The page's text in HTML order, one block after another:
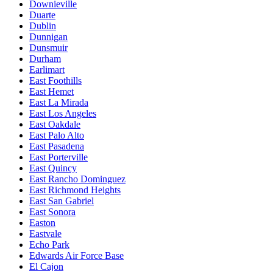
Downieville
Duarte
Dublin
Dunnigan
Dunsmuir
Durham
Earlimart
East Foothills
East Hemet
East La Mirada
East Los Angeles
East Oakdale
East Palo Alto
East Pasadena
East Porterville
East Quincy
East Rancho Dominguez
East Richmond Heights
East San Gabriel
East Sonora
Easton
Eastvale
Echo Park
Edwards Air Force Base
El Cajon